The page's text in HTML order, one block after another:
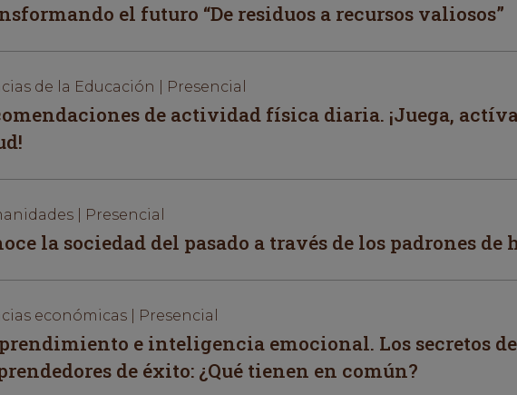
el futuro “De residuos a recursos valiosos”
de la Educación | Presencial
de actividad física diaria. ¡Juega,
| Presencial
la sociedad del pasado a través de los padrones de
económicas | Presencial
e inteligencia emocional. Los secretos
de éxito: ¿Qué tienen en común?